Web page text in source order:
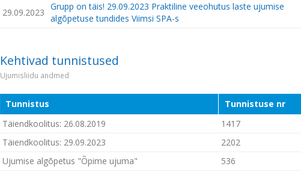
29.09.2023
Grupp on täis! 29.09.2023 Praktiline veeohutus laste ujumise
algõpetuse tundides Viimsi SPA-s
Kehtivad tunnistused
Ujumisliidu andmed
Tunnistus
Tunnistuse nr
Täiendkoolitus: 26.08.2019
1417
Täiendkoolitus: 29.09.2023
2202
Ujumise algõpetus "Õpime ujuma"
536